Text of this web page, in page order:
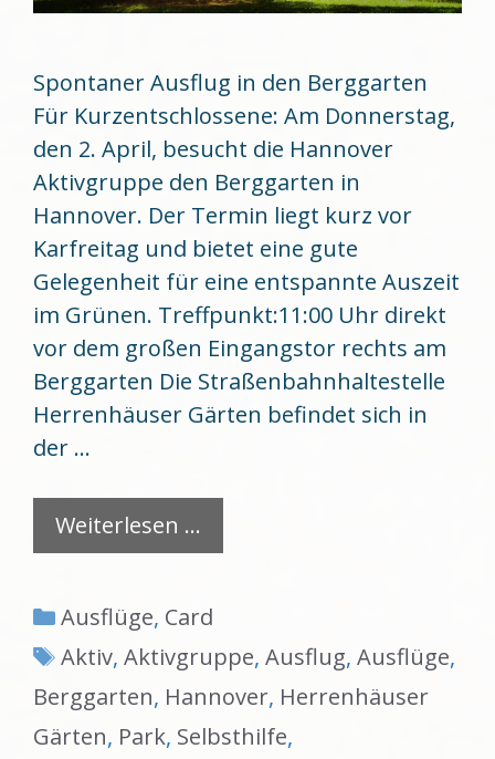
Spontaner Ausflug in den Berggarten
Für Kurzentschlossene: Am Donnerstag,
den 2. April, besucht die Hannover
Aktivgruppe den Berggarten in
Hannover. Der Termin liegt kurz vor
Karfreitag und bietet eine gute
Gelegenheit für eine entspannte Auszeit
im Grünen. Treffpunkt:11:00 Uhr direkt
vor dem großen Eingangstor rechts am
Berggarten Die Straßenbahnhaltestelle
Herrenhäuser Gärten befindet sich in
der …
Weiterlesen …
Kategorien
Ausflüge, Card
Schlagwörter
Aktiv, Aktivgruppe, Ausflug, Ausflüge,
Berggarten, Hannover, Herrenhäuser
Gärten, Park, Selbsthilfe,